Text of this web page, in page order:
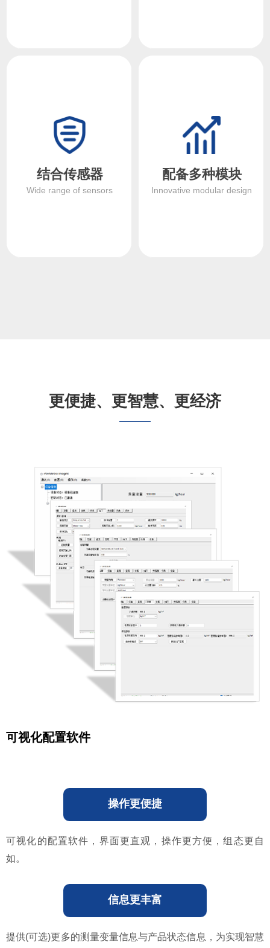
基于全新的CSE架构，专注于
流量的测量和计算，使得运算
更快速，运行更稳定。
01
配备多路通道检测，包括2路驱
动(电压/电流独立),2路检测线
圈,3路温度或电阻。
02
结合传感器
Wide range of sensors
配备多种模块
Innovative modular design
FF)
更便捷、更智慧、更经济
——
操作更便捷
可视化的配置软件，界面更直观，操作更方便，组态更自
如。
可视化配置软件
信息更丰富
提供(可选)更多的测量变量信息与产品状态信息，为实现智慧